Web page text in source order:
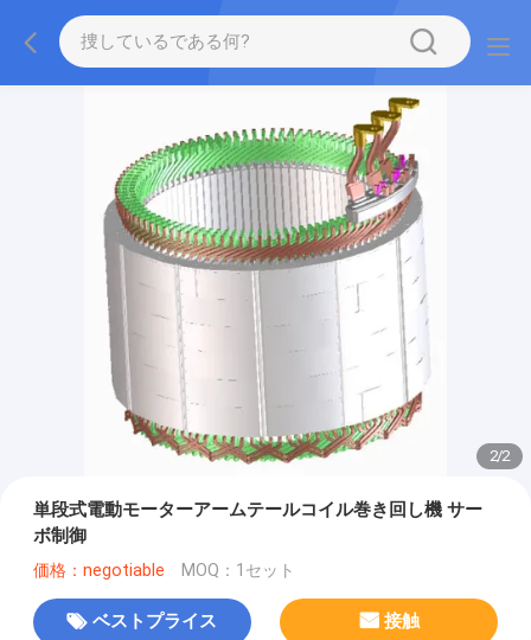
2/2
単段式電動モーターアームテールコイル巻き回し機 サー
ボ制御
価格：negotiable MOQ：1セット
ベストプライス 接触